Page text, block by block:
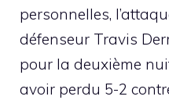
personnelles,
défenseur Travis
pour la deuxième
avoir perdu 5-2